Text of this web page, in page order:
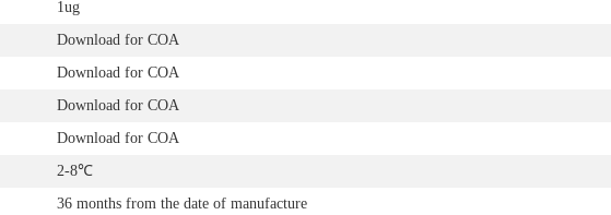
1ug
Download for COA
Download for COA
Download for COA
Download for COA
2-8℃
36 months from the date of manufacture